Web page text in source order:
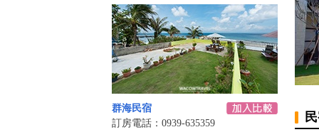
群海民宿
訂房電話：0939-635359